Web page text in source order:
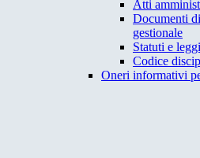
Atti
Documenti
gestionale
Statuti e
Codice
Oneri informativi